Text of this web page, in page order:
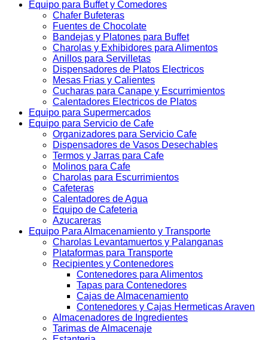
Equipo para Buffet y Comedores
Chafer Bufeteras
Fuentes de Chocolate
Bandejas y Platones para Buffet
Charolas y Exhibidores para Alimentos
Anillos para Servilletas
Dispensadores de Platos Electricos
Mesas Frias y Calientes
Cucharas para Canape y Escurrimientos
Calentadores Electricos de Platos
Equipo para Supermercados
Equipo para Servicio de Cafe
Organizadores para Servicio Cafe
Dispensadores de Vasos Desechables
Termos y Jarras para Cafe
Molinos para Cafe
Charolas para Escurrimientos
Cafeteras
Calentadores de Agua
Equipo de Cafeteria
Azucareras
Equipo Para Almacenamiento y Transporte
Charolas Levantamuertos y Palanganas
Plataformas para Transporte
Recipientes y Contenedores
Contenedores para Alimentos
Tapas para Contenedores
Cajas de Almacenamiento
Contenedores y Cajas Hermeticas Araven
Almacenadores de Ingredientes
Tarimas de Almacenaje